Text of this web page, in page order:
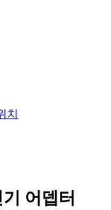
치
어뎁터